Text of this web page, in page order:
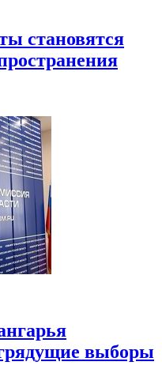
становятся
выборы